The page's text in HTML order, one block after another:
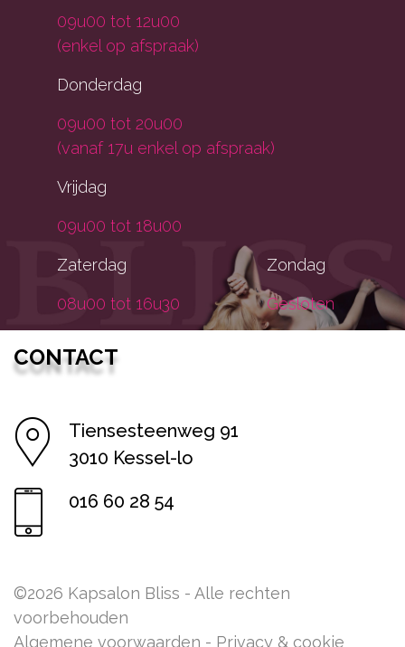
09u00 tot 12u00
(enkel op afspraak)
Donderdag
09u00 tot 20u00
(vanaf 17u enkel op afspraak)
Vrijdag
09u00 tot 18u00
Zaterdag
08u00 tot 16u30
Zondag
Gesloten
CONTACT
Tiensesteenweg 91
3010 Kessel-lo
016 60 28 54
©2026 Kapsalon Bliss - Alle rechten
voorbehouden
Algemene voorwaarden - Privacy & cookie